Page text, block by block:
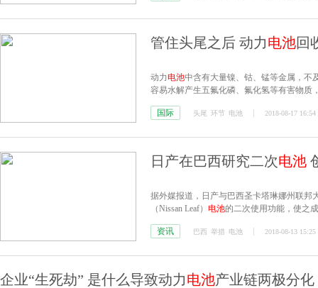
管住头尾之后 动力电池回
动力电池中含有大量镍、钴、锰等金属，不
容易水解产生五氟化磷、氟化氢等有害物质
国际
头尾 环节 电池 2018-08-17 16:54
日产在巴西研究二次电池
据外媒报道，日产与巴西圣卡塔琳娜州联邦
（Nissan Leaf） 电池的二次使用功能，使之
资讯 巴西 举措 电池 2018-08-13 15:25
企业“生死劫” 是什么导致动力电池产业链两极分化